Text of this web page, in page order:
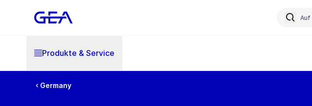
Produkte & Service
Germany